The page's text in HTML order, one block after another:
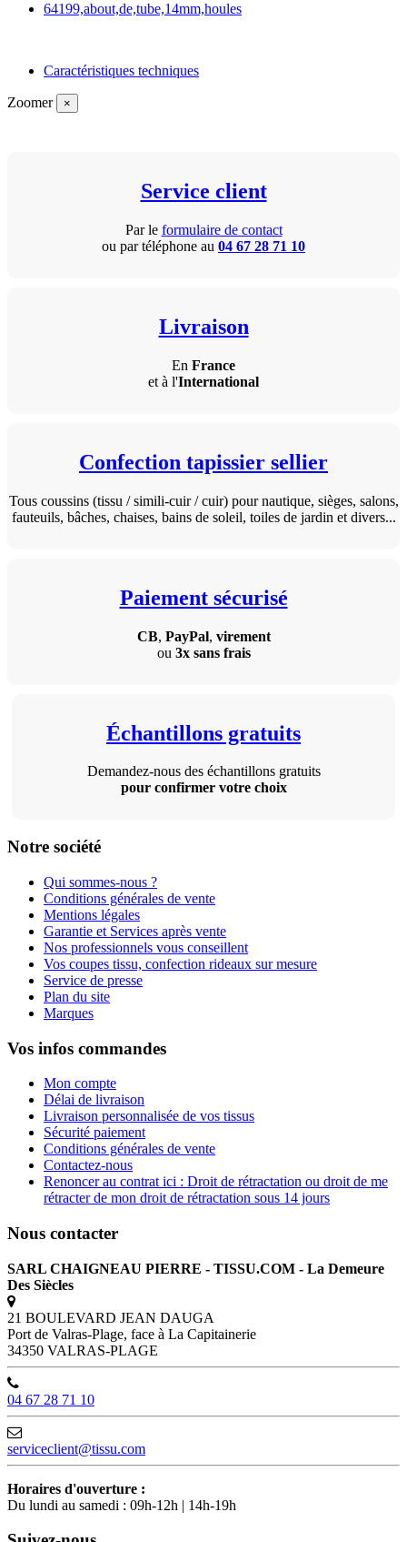
64199,about,de,tube,14mm,houles
Caractéristiques techniques
Zoomer ×
Service client
Par le formulaire de contact
ou par téléphone au 04 67 28 71 10
Livraison
En France
et à l'International
Confection tapissier sellier
Tous coussins (tissu / simili-cuir / cuir) pour nautique, sièges, salons,
fauteuils, bâches, chaises, bains de soleil, toiles de jardin et divers...
Paiement sécurisé
CB, PayPal, virement
ou 3x sans frais
Échantillons gratuits
Demandez-nous des échantillons gratuits
pour confirmer votre choix
Notre société
Qui sommes-nous ?
Conditions générales de vente
Mentions légales
Garantie et Services après vente
Nos professionnels vous conseillent
Vos coupes tissu, confection rideaux sur mesure
Service de presse
Plan du site
Marques
Vos infos commandes
Mon compte
Délai de livraison
Livraison personnalisée de vos tissus
Sécurité paiement
Conditions générales de vente
Contactez-nous
Renoncer au contrat ici : Droit de rétractation ou droit de me
rétracter de mon droit de rétractation sous 14 jours
Nous contacter
SARL CHAIGNEAU PIERRE - TISSU.COM - La Demeure
Des Siècles
21 BOULEVARD JEAN DAUGA
Port de Valras-Plage, face à La Capitainerie
34350 VALRAS-PLAGE
04 67 28 71 10
serviceclient@tissu.com
Horaires d'ouverture :
Du lundi au samedi : 09h-12h | 14h-19h